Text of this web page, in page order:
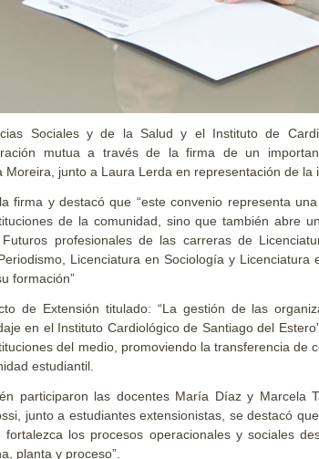
Sociales y de la Salud y el Instituto de
mutua a través de la firma de un
junto a Laura Lerda en representación de la
firma y destacó que “este convenio representa
de la comunidad, sino que también abre
profesionales de las carreras de
Licenciatura en Sociología y Licenciatura
formación”
de Extensión titulado: “La gestión de las
en el Instituto Cardiológico de Santiago del
del medio, promoviendo la transferencia de
estudiantil.
participaron las docentes María Díaz y Marcela
junto a estudiantes extensionistas, se destacó
los procesos operacionales y sociales
planta y proceso”.